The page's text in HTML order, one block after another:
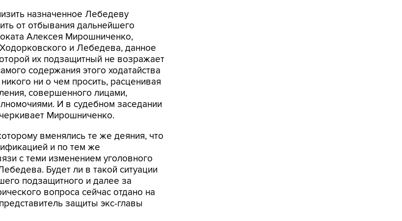
назначенное Лебедеву
от отбывания дальнейшего
Алексея Мирошниченко,
и Лебедева, данное
их подзащитный не возражает
содержания этого ходатайства
ни о чем просить, расценивая
совершенного лицами,
И в судебном заседании
Мирошниченко.
вменялись те же деяния, что
и по тем же
с теми изменением уголовного
Будет ли в такой ситуации
подзащитного и далее за
вопроса сейчас отдано на
защиты экс-главы